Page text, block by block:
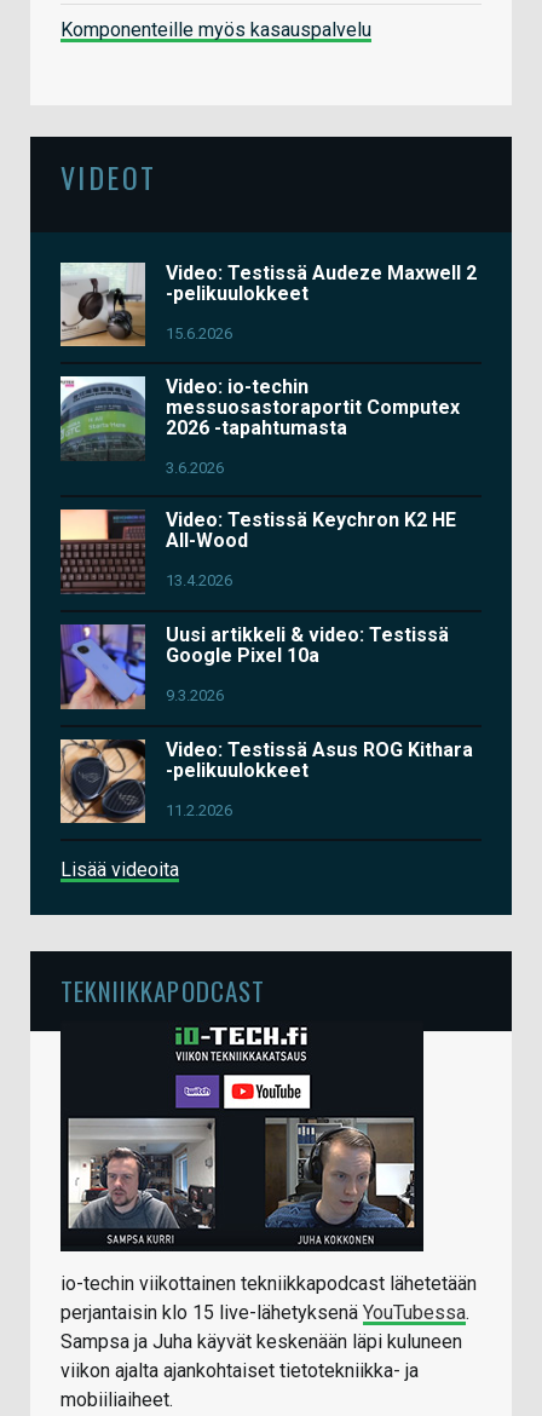
Komponenteille myös kasauspalvelu
VIDEOT
Video: Testissä Audeze Maxwell 2
-pelikuulokkeet
15.6.2026
Video: io-techin
messuosastoraportit Computex
2026 -tapahtumasta
3.6.2026
Video: Testissä Keychron K2 HE
All-Wood
13.4.2026
Uusi artikkeli & video: Testissä
Google Pixel 10a
9.3.2026
Video: Testissä Asus ROG Kithara
-pelikuulokkeet
11.2.2026
Lisää videoita
TEKNIIKKAPODCAST
io-techin viikottainen tekniikkapodcast lähetetään
perjantaisin klo 15 live-lähetyksenä YouTubessa.
Sampsa ja Juha käyvät keskenään läpi kuluneen
viikon ajalta ajankohtaiset tietotekniikka- ja
mobiiliaiheet.